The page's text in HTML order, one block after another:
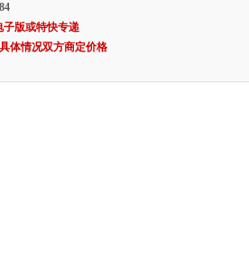
版或特快专递
情况双方商定价格